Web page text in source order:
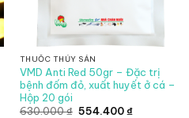
THUỐC THỦY SẢN
VMD Anti Red 50gr – Đặc trị
bệnh đốm đỏ, xuất huyết ở cá –
Hộp 20 gói
630.000₫ Giá
554.400₫Giá